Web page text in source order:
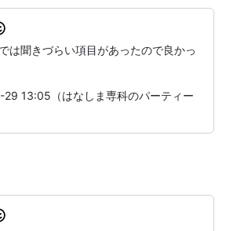
は聞きづらい項目があったので良かっ
13:05（はなしま専科のパーティー